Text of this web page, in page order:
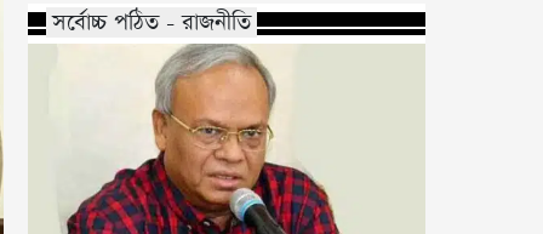
সর্বোচ্চ পঠিত - রাজনীতি